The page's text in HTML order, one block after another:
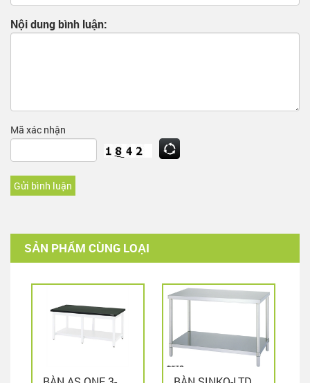
Nội dung bình luận:
Mã xác nhận
Gửi bình luận
SẢN PHẨM CÙNG LOẠI